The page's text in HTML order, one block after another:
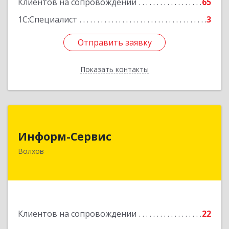
1С:Специалист
3
Отправить заявку
Показать контакты
Отправить заявку
Назад
Информ-Сервис
Волхов
Клиентов на сопровождении 22
187400, Ленинградская обл, Волхов г,
Подробнее